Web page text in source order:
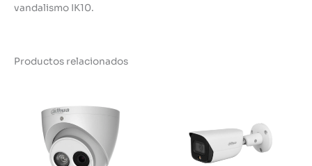
vandalismo IK10.
Productos relacionados